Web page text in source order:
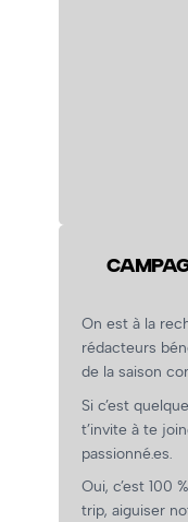
On est à la
rédacteurs
de la saison
Si c’est
t’invite à te
passionné.es.
Oui, c’est 100
trip, aiguiser